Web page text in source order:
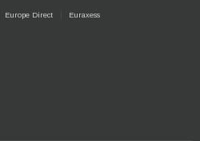
Europe Direct Euraxess